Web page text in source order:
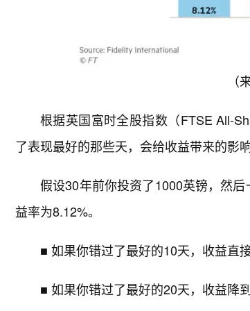
（
根据英国富时全股指数（FTSE All-
了表现最好的那些天，会给收益带来的影响
假设30年前你投资了1000英镑，然
益率为8.12%。
■ 如果你错过了最好的10天，收益直
■ 如果你错过了最好的20天，收益降